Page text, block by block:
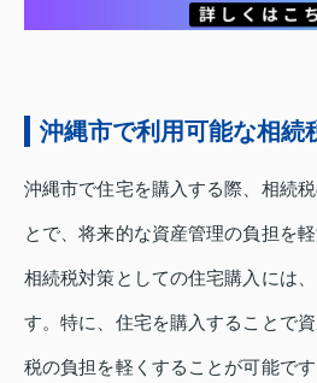
沖縄市で利用可能な相続
沖縄市で住宅を購入する際、相続
とで、将来的な資産管理の負担を
相続税対策としての住宅購入には
す。特に、住宅を購入することで
税の負担を軽くすることが可能で